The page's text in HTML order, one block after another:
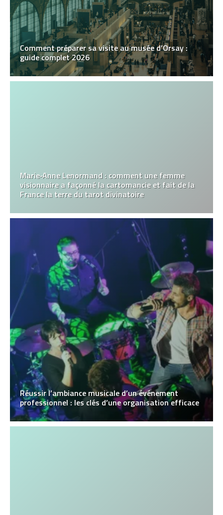
Comment préparer sa visite au musée d’Orsay :
guide complet 2026
Marie‑Anne Lenormand : comment une femme
visionnaire a façonné la cartomancie et fait de la
France la terre du tarot divinatoire
Réussir l’ambiance musicale d’un événement
professionnel : les clés d’une organisation efficace